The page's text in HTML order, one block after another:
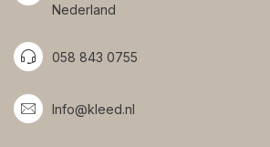
Nederland
058 843 0755
Info@kleed.nl